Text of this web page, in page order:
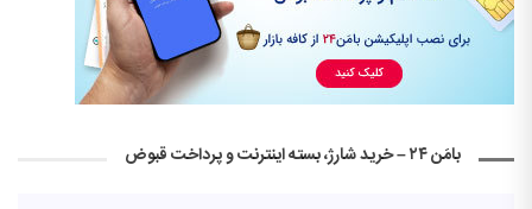
بامَن ۲۴ – خرید شارژ، بسته اینترنت و پرداخت قبوض